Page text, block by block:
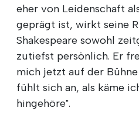
eher von Leidenschaft
geprägt ist, wirkt seine
Shakespeare sowohl
zutiefst persönlich. Er
mich jetzt auf der Bühne
fühlt sich an, als käme
hingehöre".